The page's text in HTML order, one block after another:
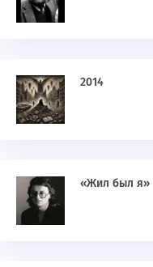
2014
«Жил был я»